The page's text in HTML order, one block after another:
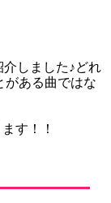
しました♪どれ
がある曲ではな
す！！